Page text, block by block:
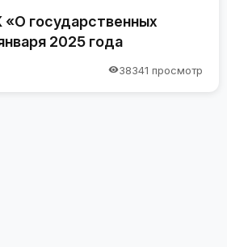
«О государственных
2025 года
38341 просмотр